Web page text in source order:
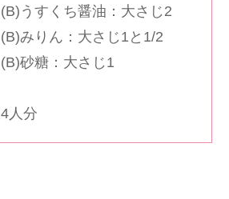
(B)うすくち醤油：大さじ2
(B)みりん：大さじ1と1/2
(B)砂糖：大さじ1
4人分